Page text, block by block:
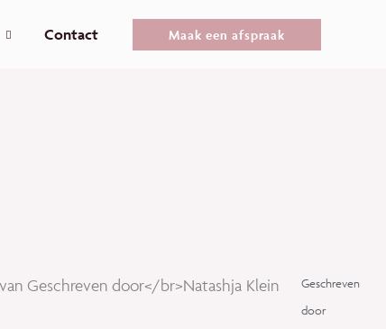
Contact Maak een afspraak
Geschreven
door